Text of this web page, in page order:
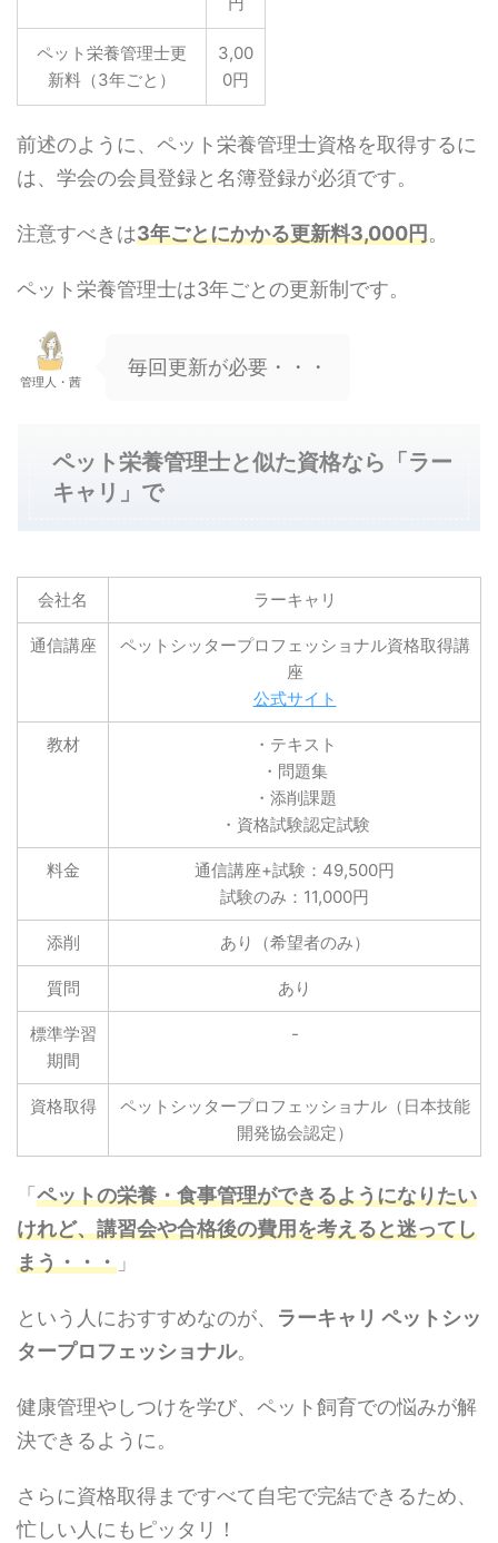
ペット栄養管理士更
新料（3年ごと）
3,00
0円
前述のように、ペット栄養管理士資格を取得するに
は、学会の会員登録と名簿登録が必須です。
注意すべきは3年ごとにかかる更新料3,000円。
ペット栄養管理士は3年ごとの更新制です。
管理人・茜
毎回更新が必要・・・
ペット栄養管理士と似た資格なら「ラー
キャリ」で
会社名 ラーキャリ
通信講座
ペットシッタープロフェッショナル資格取得講
座
公式サイト
教材
・テキスト
・問題集
・添削課題
・資格試験認定試験
料金
通信講座+試験：49,500円
試験のみ：11,000円
添削 あり（希望者のみ）
質問 あり
標準学習
期間
-
資格取得
ペットシッタープロフェッショナル（日本技能
開発協会認定）
「 ペットの栄養・食事管理ができるようになりたい
けれど、講習会や合格後の費用を考えると迷ってし
まう・・・ 」
という人におすすめなのが、 ラーキャリ ペットシッ
タープロフェッショナル。
健康管理やしつけを学び、ペット飼育での悩みが解
決できるように。
さらに資格取得まですべて自宅で完結できるため、
忙しい人にもピッタリ！